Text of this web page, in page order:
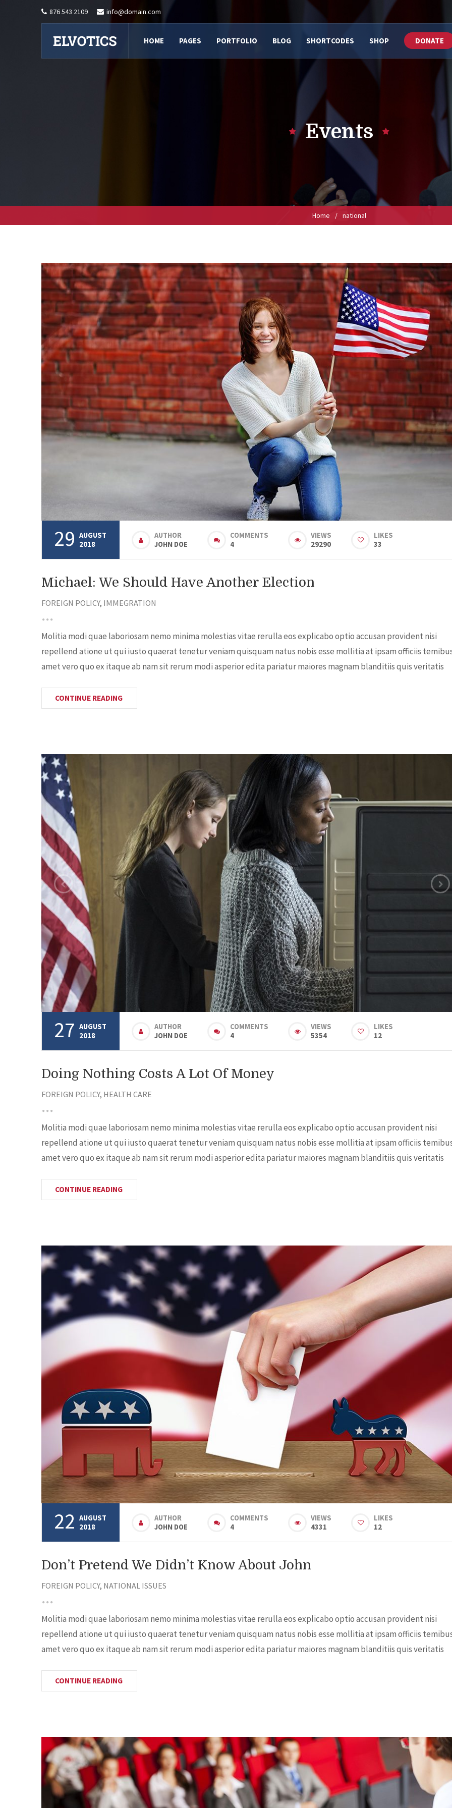
876 543 2109 info@domain.com
HOME PAGES PORTFOLIO BLOG SHORTCODES SHOP DONATE
Events
Home / national
29 AUGUST
2018
AUTHOR
JOHN DOE
COMMENTS
4
VIEWS
29290
LIKES
33
Michael: We Should Have Another Election
FOREIGN POLICY, IMMEGRATION
Molitia modi quae laboriosam nemo minima molestias vitae rerulla eos explicabo optio accusan provident nisi
repellend atione ut qui iusto quaerat tenetur veniam quisquam natus nobis esse mollitia at ipsam officiis
amet vero quo ex itaque ab nam sit rerum modi asperior edita pariatur maiores magnam blanditiis quis veritatis
CONTINUE READING
27 AUGUST
2018
AUTHOR
JOHN DOE
COMMENTS
4
VIEWS
5354
LIKES
12
Doing Nothing Costs A Lot Of Money
FOREIGN POLICY, HEALTH CARE
Molitia modi quae laboriosam nemo minima molestias vitae rerulla eos explicabo optio accusan provident nisi
repellend atione ut qui iusto quaerat tenetur veniam quisquam natus nobis esse mollitia at ipsam officiis
amet vero quo ex itaque ab nam sit rerum modi asperior edita pariatur maiores magnam blanditiis quis veritatis
CONTINUE READING
22 AUGUST
2018
AUTHOR
JOHN DOE
COMMENTS
4
VIEWS
4331
LIKES
12
Don’t Pretend We Didn’t Know About John
FOREIGN POLICY, NATIONAL ISSUES
Molitia modi quae laboriosam nemo minima molestias vitae rerulla eos explicabo optio accusan provident nisi
repellend atione ut qui iusto quaerat tenetur veniam quisquam natus nobis esse mollitia at ipsam officiis
amet vero quo ex itaque ab nam sit rerum modi asperior edita pariatur maiores magnam blanditiis quis veritatis
CONTINUE READING